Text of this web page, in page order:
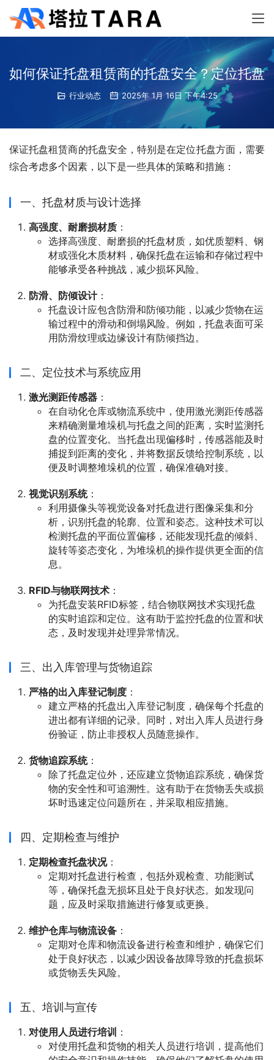
如何保证托盘租赁商的托盘安全？定位托盘
行业动态 2025年 1月 16日 下午4:25
保证托盘租赁商的托盘安全，特别是在定位托盘方面，需要
综合考虑多个因素，以下是一些具体的策略和措施：
一、托盘材质与设计选择
高强度、耐磨损材质 ：
选择高强度、耐磨损的托盘材质，如优质塑料、钢
材或强化木质材料，确保托盘在运输和存储过程中
能够承受各种挑战，减少损坏风险。
防滑、防倾设计：
托盘设计应包含防滑和防倾功能，以减少货物在运
输过程中的滑动和倒塌风险。例如，托盘表面可采
用防滑纹理或边缘设计有防倾挡边。
二、定位技术与系统应用
激光测距传感器 ：
在自动化仓库或物流系统中，使用激光测距传感器
来精确测量堆垛机与托盘之间的距离，实时监测托
盘的位置变化。当托盘出现偏移时，传感器能及时
捕捉到距离的变化，并将数据反馈给控制系统，以
便及时调整堆垛机的位置，确保准确对接。
视觉识别系统：
利用摄像头等视觉设备对托盘进行图像采集和分
析，识别托盘的轮廓、位置和姿态。这种技术可以
检测托盘的平面位置偏移，还能发现托盘的倾斜、
旋转等姿态变化，为堆垛机的操作提供更全面的信
息。
RFID与物联网技术 ：
为托盘安装RFID标签，结合物联网技术实现托盘
的实时追踪和定位。这有助于监控托盘的位置和状
态，及时发现并处理异常情况。
三、出入库管理与货物追踪
严格的出入库登记制度 ：
建立严格的托盘出入库登记制度，确保每个托盘的
进出都有详细的记录。同时，对出入库人员进行身
份验证，防止非授权人员随意操作。
货物追踪系统：
除了托盘定位外，还应建立货物追踪系统，确保货
物的安全性和可追溯性。这有助于在货物丢失或损
坏时迅速定位问题所在，并采取相应措施。
四、定期检查与维护
定期检查托盘状况：
定期对托盘进行检查，包括外观检查、功能测试
等，确保托盘无损坏且处于良好状态。如发现问
题，应及时采取措施进行修复或更换。
维护仓库与物流设备 ：
定期对仓库和物流设备进行检查和维护，确保它们
处于良好状态，以减少因设备故障导致的托盘损坏
或货物丢失风险。
五、培训与宣传
对使用人员进行培训 ：
对使用托盘和货物的相关人员进行培训，提高他们